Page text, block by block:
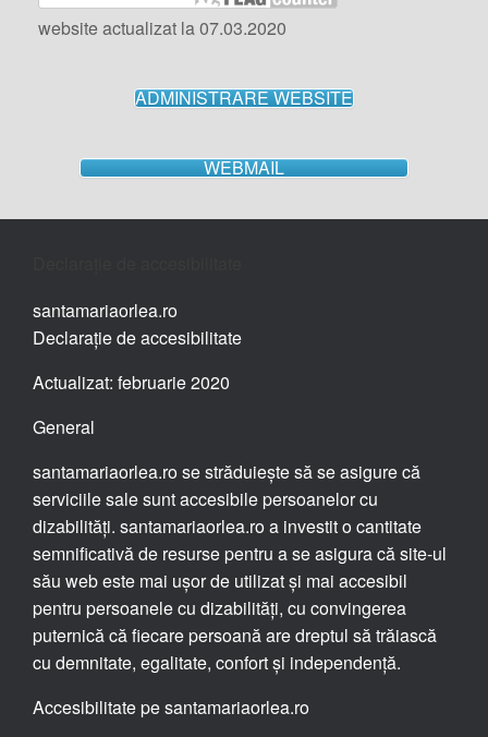
website actualizat la 07.03.2020
ADMINISTRARE WEBSITE
WEBMAIL
santamariaorlea.ro
Declarație de accesibilitate
Actualizat: februarie 2020
General
santamariaorlea.ro se străduiește să se asigure că
serviciile sale sunt accesibile persoanelor cu
dizabilități. santamariaorlea.ro a investit o cantitate
semnificativă de resurse pentru a se asigura că site-ul
său web este mai ușor de utilizat și mai accesibil
pentru persoanele cu dizabilități, cu convingerea
puternică că fiecare persoană are dreptul să trăiască
cu demnitate, egalitate, confort și independență.
Accesibilitate pe santamariaorlea.ro